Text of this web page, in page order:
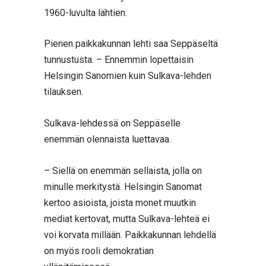
1960-luvulta lähtien.
Pienen paikkakunnan lehti saa Seppäseltä
tunnustusta. – Ennemmin lopettaisin
Helsingin Sanomien kuin Sulkava-lehden
tilauksen.
Sulkava-lehdessä on Seppäselle
enemmän olennaista luettavaa.
– Siellä on enemmän sellaista, jolla on
minulle merkitystä. Helsingin Sanomat
kertoo asioista, joista monet muutkin
mediat kertovat, mutta Sulkava-lehteä ei
voi korvata millään. Paikkakunnan lehdellä
on myös rooli demokratian